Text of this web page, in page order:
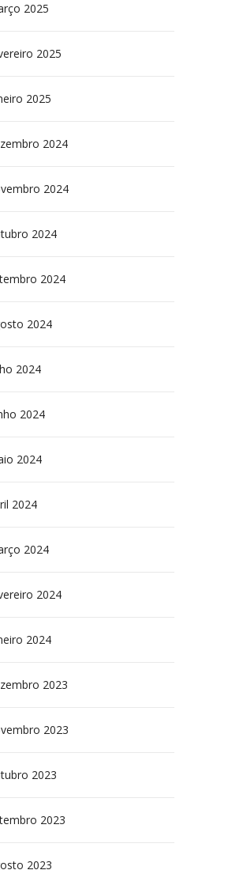
2025
2025
2025
2024
2024
2024
2024
2024
2024
2024
2024
2024
2024
2024
2024
2023
2023
2023
2023
2023